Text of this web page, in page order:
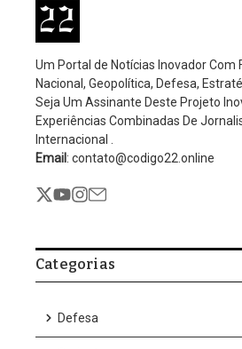
Moraes agradece
regime após sair
Magnitsky
PorEditorial Código 22 Nenhum
Atualizado: dezembro 12, 2025 8:38 pm
Ministro do STF afirma que “a verdade
“Agradeço ao presidente Lula. A
quando o Supremo se reuniu para
Judiciário brasileiro, pedi ao presidente